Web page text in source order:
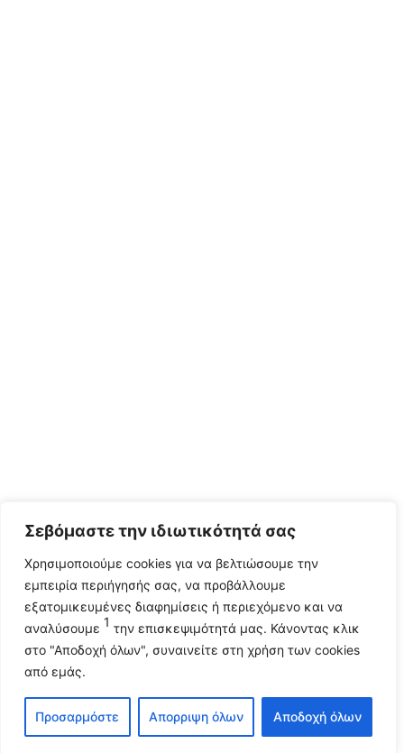
Σεβόμαστε την ιδιωτικότητά σας
Χρησιμοποιούμε cookies για να βελτιώσουμε την
εμπειρία περιήγησής σας, να προβάλλουμε
εξατομικευμένες διαφημίσεις ή περιεχόμενο και να
αναλύσουμε 1 την επισκεψιμότητά μας. Κάνοντας κλικ
στο "Αποδοχή όλων", συναινείτε στη χρήση των cookies
από εμάς.
Προσαρμόστε Απορριψη όλων Αποδοχή όλων